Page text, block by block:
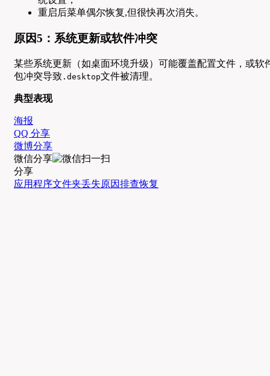
重启后菜单偶尔恢复,但很快再次消失。
原因5：系统更新或软件冲突
某些系统更新（如桌面环境升级）可能覆盖配置文件，或软
包冲突导致 .desktop文件被清理。
典型表现
海报
QQ 分享
微博分享
微信分享
分享
应用程序文件夹丢失原因排查恢复